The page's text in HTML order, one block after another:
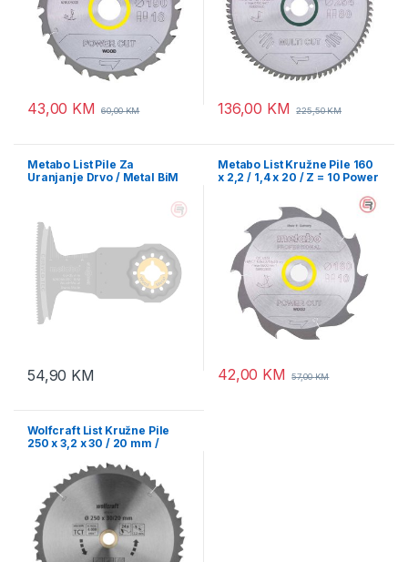
43,00 KM 60,00KM 136,00 KM 225,50KM
Metabo List Pile Za
Uranjanje Drvo / Metal BiM
54,90 KM
Metabo List Kružne Pile 160
x 2,2 / 1,4 x 20 / Z = 10 Power
42,00 KM 57,00KM
Wolfcraft List Kružne Pile
250 x 3,2 x 30 / 20 mm /
rezovi) Za Preklopne Pile –
6552000